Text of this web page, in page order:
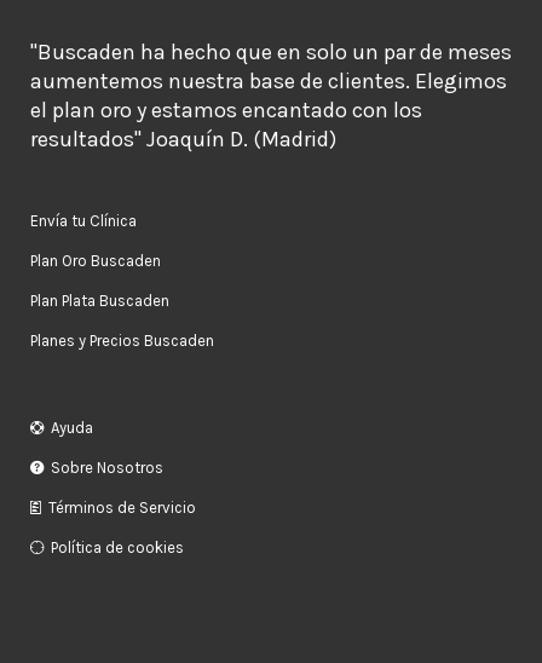
"Buscaden ha hecho que en solo un par de meses
aumentemos nuestra base de clientes. Elegimos
el plan oro y estamos encantado con los
resultados" Joaquín D. (Madrid)
Envía tu Clínica
Plan Oro Buscaden
Plan Plata Buscaden
Planes y Precios Buscaden
Ayuda
Sobre Nosotros
Términos de Servicio
Política de cookies